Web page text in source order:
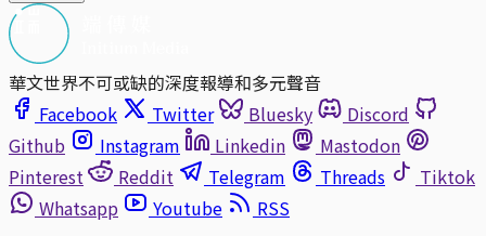
華文世界不可或缺的深度報導和多元聲音
Facebook
Twitter Bluesky
Discord
Github
Instagram Linkedin
Mastodon
Pinterest
Reddit Telegram Threads
Tiktok
Whatsapp
Youtube
RSS